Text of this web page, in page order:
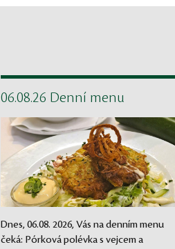
06.08.26 Denní menu
Dnes, 06.08. 2026, Vás na denním menu
čeká: Pórková polévka s vejcem a